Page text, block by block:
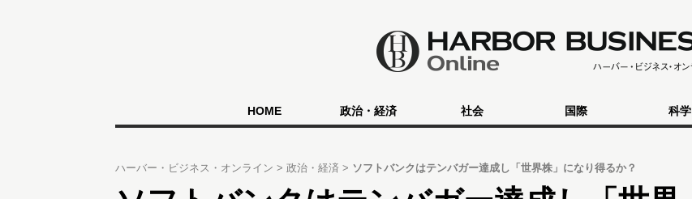
HOME 政治・経済 社会 国際 科学
ハーバー・ビジネス・オンライン 政治・経済 ソフトバンクはテンバガー達成し「世界株」になり得るか？